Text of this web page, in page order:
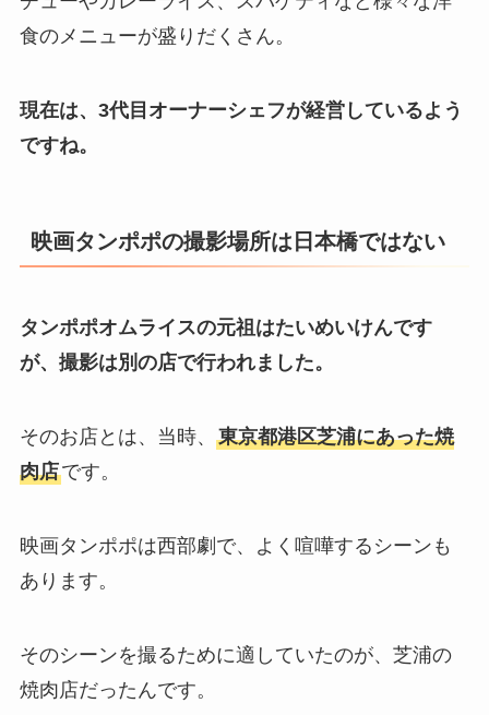
食のメニューが盛りだくさん。
現在は、3代目オーナーシェフが経営しているよう
ですね。
映画タンポポの撮影場所は日本橋ではない
タンポポオムライスの元祖はたいめいけんです
が、撮影は別の店で行われました。
そのお店とは、当時、 東京都港区芝浦にあった焼
肉店です。
映画タンポポは西部劇で、よく喧嘩するシーンも
あります。
そのシーンを撮るために適していたのが、芝浦の
焼肉店だったんです。